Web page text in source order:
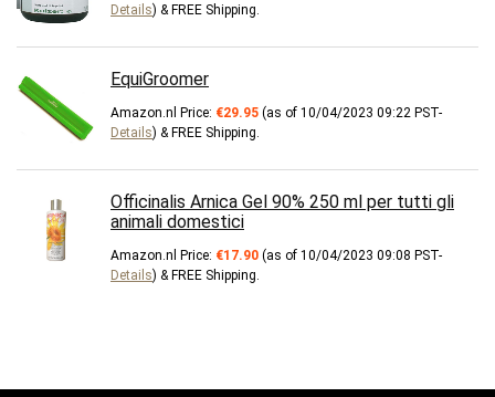
Details) & FREE Shipping
EquiGroomer
Amazon.nl Price: €29.95 (as of 10/04/2023 09:22 PST-
Details) & FREE Shipping
Officinalis Arnica Gel 90% 250 ml per tutti gli
animali domestici
Amazon.nl Price: €17.90 (as of 10/04/2023 09:08 PST-
Details) & FREE Shipping